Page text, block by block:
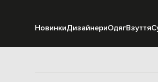
НовинкиДизайнериОдягВзуття